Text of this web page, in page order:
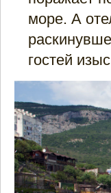
море. А
гостей